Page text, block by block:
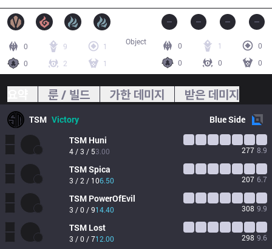
0 9
1
0
2 1
0 1
0
0
0 0
Object
룬 / 빌드 가한 데미지 받은 데미지
TSM Victory BlueSide
TSM Huni
4 / 3 / 53.00 277 8.9
TSMSpica
3 / 2 / 106.50 207 6.7
TSM PowerOfEvil
3 / 0 / 914.40 308 9.9
TSM Lost
3 / 0 / 712.00 298 9.6